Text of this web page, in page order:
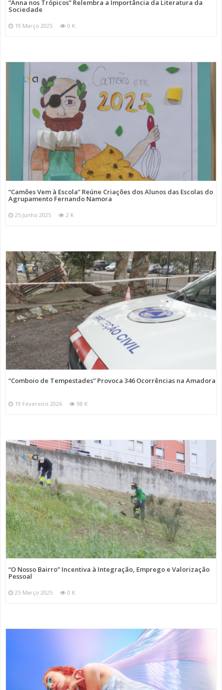
“Anna nos Trópicos” Relembra a Importância da Literatura da
Sociedade
19 Março 2025 0 K
“Camões Vem à Escola” Reúne Criações dos Alunos das Escolas do
Agrupamento Fernando Namora
25 Junho 2025 2 K
“Comboio de Tempestades” Provoca 346 Ocorrências na Amadora
19 Fevereiro 2026 98 K
“O Nosso Bairro” Incentiva à Integração, Emprego e Valorização
Pessoal
25 Março 2025 0 K